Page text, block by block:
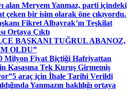
alan Meryem Yanmaz, parti içindeki
çeken bir isim olarak öne çıkıyordu.
Fikret Albayrak’ın Teşkilat
Ortaya Çıktı
BAŞKANI TUĞRUL ABANOZ,
OLDU”
Milyon Fiyat Biçtiği Hafriyattan
Kasasına Tek Kuruş Girmemiş
araç için İhale Tarihi Verildi
Yanmazın haklılığı ortaya